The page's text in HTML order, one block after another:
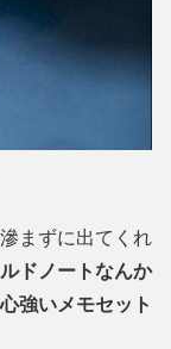
まずに出てくれ
ドノートなんか
強いメモセット